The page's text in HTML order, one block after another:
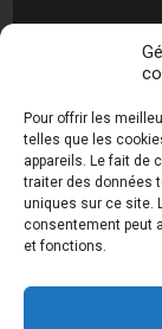
Pour offrir les
telles que les
appareils. Le fait de
traiter des données
uniques sur ce site.
consentement peut
et fonctions.